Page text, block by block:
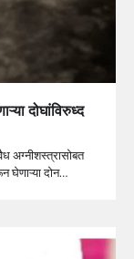
दोघांविरुध्द
अग्नीशस्त्रासोबत
घेणाऱ्या दोन…